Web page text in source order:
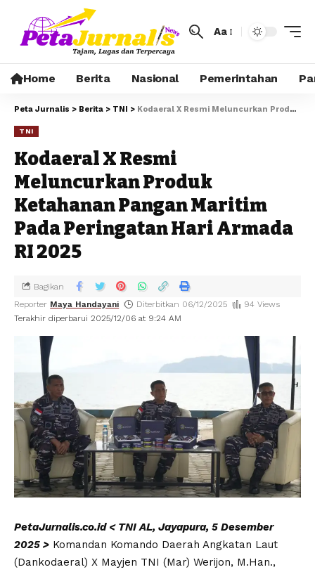
Aa
Home Berita Nasional Pemerintahan
Peta Jurnalis > Berita > TNI > Kodaeral X Resmi Meluncurkan Produk Ketahanan Pangan Maritim Pada Peringatan Hari Armada RI 2025
TNI
Kodaeral X Resmi
Meluncurkan Produk
Ketahanan Pangan Maritim
Pada Peringatan Hari Armada
RI 2025
Terakhir diperbarui 2025/12/06 at 9:24 AM
Reporter Maya Handayani Diterbitkan 06/12/2025 94 Views
Bagikan
PetaJurnalis.co.id < TNI AL, Jayapura, 5 Desember
2025 > Komandan Komando Daerah Angkatan Laut
(Dankodaeral) X Mayjen TNI (Mar) Werijon, M.Han.,